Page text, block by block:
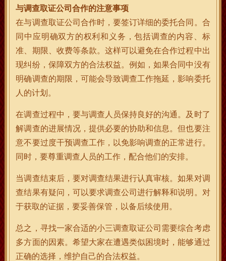
与调查取证公司合作的注意事项
在与调查取证公司合作时，要签订详细的委托合同。合
同中应明确双方的权利和义务，包括调查的内容、标
准、期限、收费等条款。这样可以避免在合作过程中出
现纠纷，保障双方的合法权益。例如，如果合同中没有
明确调查的期限，可能会导致调查工作拖延，影响委托
人的计划。
在调查过程中，要与调查人员保持良好的沟通。及时了
解调查的进展情况，提供必要的协助和信息。但也要注
意不要过度干预调查工作，以免影响调查的正常进行。
同时，要尊重调查人员的工作，配合他们的安排。
当调查结束后，要对调查结果进行认真审核。如果对调
查结果有疑问，可以要求调查公司进行解释和说明。对
于获取的证据，要妥善保管，以备后续使用。
总之，寻找一家合适的小三调查取证公司需要综合考虑
多方面的因素。希望大家在遭遇类似困境时，能够通过
正确的选择，维护自己的合法权益。